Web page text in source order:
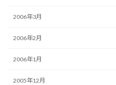
2006年3月
2006年2月
2006年1月
2005年12月